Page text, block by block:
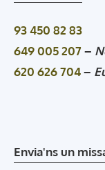
93 450 82 83
649 005 207–
620 626 704–
Envia'ns un